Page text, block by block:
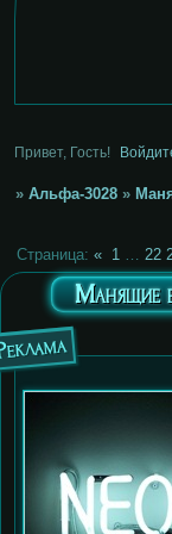
Привет, Гость!
» Альфа-3028 »
Манящие
Страница: « 1 … 22